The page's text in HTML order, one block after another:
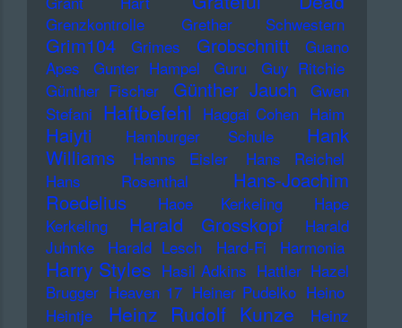
Grenzkontrolle Grether Schwestern
Grim104 Grimes Grobschnitt
Guano
Apes
Gunter Hampel Guru
Guy Ritchie
Günther Fischer
Günther Jauch
Gwen
Stefani Haftbefehl Haggai Cohen Haim
Haiyti Hamburger Schule
Hank
Williams
Hanns Eisler
Hans Reichel
Hans Rosenthal
Hans-Joachim
Roedelius
Haoe Kerkeling
Hape
Kerkeling
Harald Grosskopf
Harald
Juhnke
Harald Lesch Hard-Fi Harmonia
Harry Styles Hasil Adkins Hattler Hazel
Brugger Heaven 17 Heiner Pudelko Heino
Heintje
Heinz Rudolf Kunze
Heinz